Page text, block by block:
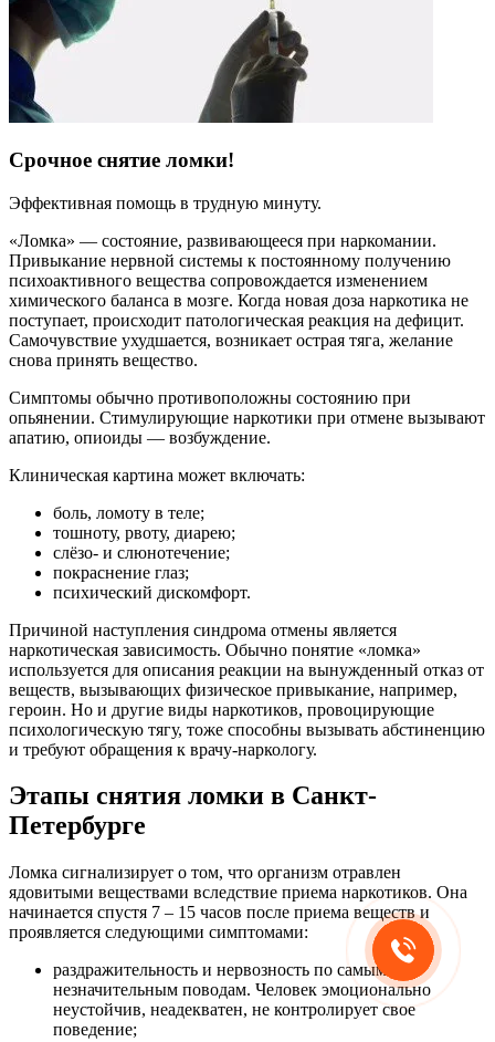
Срочное снятие ломки!
Эффективная помощь в трудную минуту.
«Ломка» — состояние, развивающееся при наркомании.
Привыкание нервной системы к постоянному получению
психоактивного вещества сопровождается изменением
химического баланса в мозге. Когда новая доза наркотика не
поступает, происходит патологическая реакция на дефицит.
Самочувствие ухудшается, возникает острая тяга, желание
снова принять вещество.
Симптомы обычно противоположны состоянию при
опьянении. Стимулирующие наркотики при отмене вызывают
апатию, опиоиды — возбуждение.
Клиническая картина может включать:
боль, ломоту в теле;
тошноту, рвоту, диарею;
слёзо- и слюнотечение;
покраснение глаз;
психический дискомфорт.
Причиной наступления синдрома отмены является
наркотическая зависимость. Обычно понятие «ломка»
используется для описания реакции на вынужденный отказ от
веществ, вызывающих физическое привыкание, например,
героин. Но и другие виды наркотиков, провоцирующие
психологическую тягу, тоже способны вызывать абстиненцию
и требуют обращения к врачу-наркологу.
Этапы снятия ломки в Санкт-
Петербурге
Ломка сигнализирует о том, что организм отравлен
ядовитыми веществами вследствие приема наркотиков. Она
начинается спустя 7 – 15 часов после приема веществ и
проявляется следующими симптомами:
раздражительность и нервозность по самым
незначительным поводам. Человек эмоционально
неустойчив, неадекватен, не контролирует свое
поведение;